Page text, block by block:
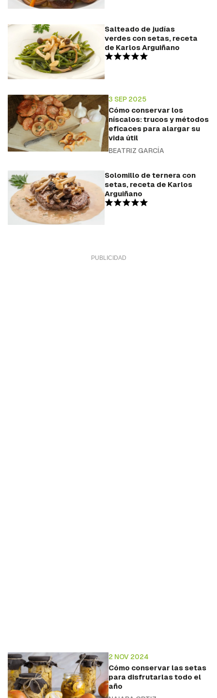
Salteado de judías
verdes con setas, receta
de Karlos Arguiñano
3 SEP 2025
Cómo conservar los
níscalos: trucos y métodos
eficaces para alargar su
vida útil
BEATRIZ GARCÍA
Solomillo de ternera con
setas, receta de Karlos
Arguiñano
2 NOV 2024
Cómo conservar las setas
para disfrutarlas todo el
año